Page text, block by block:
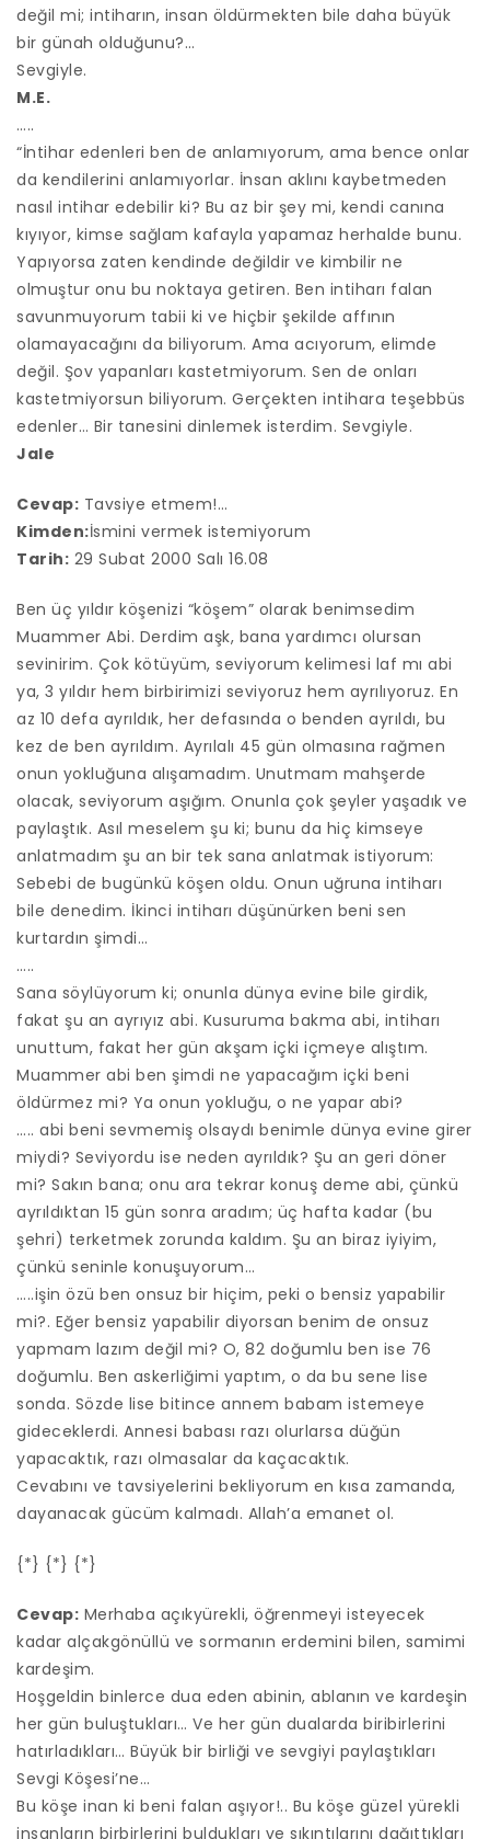
değil mi; intiharın, insan öldürmekten bile daha büyük
bir günah olduğunu?…
Sevgiyle.
M.E.
…..
“İntihar edenleri ben de anlamıyorum, ama bence onlar
da kendilerini anlamıyorlar. İnsan aklını kaybetmeden
nasıl intihar edebilir ki? Bu az bir şey mi, kendi canına
kıyıyor, kimse sağlam kafayla yapamaz herhalde bunu.
Yapıyorsa zaten kendinde değildir ve kimbilir ne
olmuştur onu bu noktaya getiren. Ben intiharı falan
savunmuyorum tabii ki ve hiçbir şekilde affının
olamayacağını da biliyorum. Ama acıyorum, elimde
değil. Şov yapanları kastetmiyorum. Sen de onları
kastetmiyorsun biliyorum. Gerçekten intihara teşebbüs
edenler… Bir tanesini dinlemek isterdim. Sevgiyle.
Jale
Cevap: Tavsiye etmem!…
Kimden:İsmini vermek istemiyorum
Tarih: 29 Subat 2000 Salı 16.08
Ben üç yıldır köşenizi “köşem” olarak benimsedim
Muammer Abi. Derdim aşk, bana yardımcı olursan
sevinirim. Çok kötüyüm, seviyorum kelimesi laf mı abi
ya, 3 yıldır hem birbirimizi seviyoruz hem ayrılıyoruz. En
az 10 defa ayrıldık, her defasında o benden ayrıldı, bu
kez de ben ayrıldım. Ayrılalı 45 gün olmasına rağmen
onun yokluğuna alışamadım. Unutmam mahşerde
olacak, seviyorum aşığım. Onunla çok şeyler yaşadık ve
paylaştık. Asıl meselem şu ki; bunu da hiç kimseye
anlatmadım şu an bir tek sana anlatmak istiyorum:
Sebebi de bugünkü köşen oldu. Onun uğruna intiharı
bile denedim. İkinci intiharı düşünürken beni sen
kurtardın şimdi…
…..
Sana söylüyorum ki; onunla dünya evine bile girdik,
fakat şu an ayrıyız abi. Kusuruma bakma abi, intiharı
unuttum, fakat her gün akşam içki içmeye alıştım.
Muammer abi ben şimdi ne yapacağım içki beni
öldürmez mi? Ya onun yokluğu, o ne yapar abi?
….. abi beni sevmemiş olsaydı benimle dünya evine girer
miydi? Seviyordu ise neden ayrıldık? Şu an geri döner
mi? Sakın bana; onu ara tekrar konuş deme abi, çünkü
ayrıldıktan 15 gün sonra aradım; üç hafta kadar (bu
şehri) terketmek zorunda kaldım. Şu an biraz iyiyim,
çünkü seninle konuşuyorum…
…..işin özü ben onsuz bir hiçim, peki o bensiz yapabilir
mi?. Eğer bensiz yapabilir diyorsan benim de onsuz
yapmam lazım değil mi? O, 82 doğumlu ben ise 76
doğumlu. Ben askerliğimi yaptım, o da bu sene lise
sonda. Sözde lise bitince annem babam istemeye
gideceklerdi. Annesi babası razı olurlarsa düğün
yapacaktık, razı olmasalar da kaçacaktık.
Cevabını ve tavsiyelerini bekliyorum en kısa zamanda,
dayanacak gücüm kalmadı. Allah’a emanet ol.
{*} {*} {*}
Cevap: Merhaba açıkyürekli, öğrenmeyi isteyecek
kadar alçakgönüllü ve sormanın erdemini bilen, samimi
kardeşim.
Hoşgeldin binlerce dua eden abinin, ablanın ve kardeşin
her gün buluştukları… Ve her gün dualarda biribirlerini
hatırladıkları… Büyük bir birliği ve sevgiyi paylaştıkları
Sevgi Köşesi’ne…
Bu köşe inan ki beni falan aşıyor!.. Bu köşe güzel yürekli
insanların birbirlerini buldukları ve sıkıntılarını dağıttıkları